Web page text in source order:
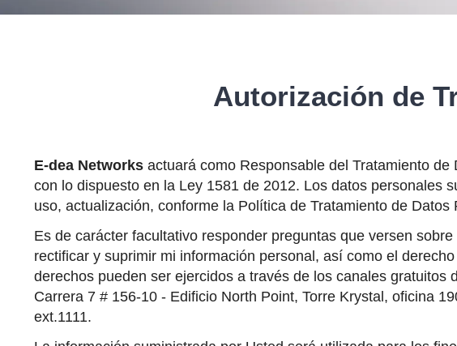
Autorización de
E-dea Networks actuará como Responsable del Tratamiento
con lo dispuesto en la Ley 1581 de 2012. Los datos personales
uso, actualización, conforme la Política de Tratamiento de
Es de carácter facultativo responder preguntas que versen
rectificar y suprimir mi información personal, así como el
derechos pueden ser ejercidos a través de los canales
Carrera 7 # 156-10 - Edificio North Point, Torre Krystal, oficina
ext.1111.